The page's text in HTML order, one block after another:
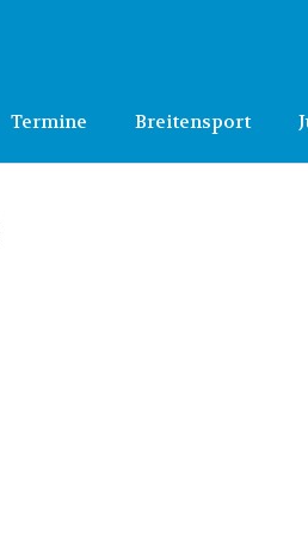
Termine Breitensport